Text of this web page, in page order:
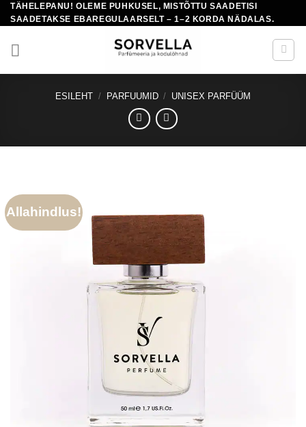
Skip
to
content
TÄHELEPANU! OLEME PUHKUSEL, MISTÕTTU SAADETISI
SAADETAKSE EBAREGULAARSELT – 1–2 KORDA NÄDALAS.
ESILEHT / PARFUUMID / UNISEX PARFÜÜM
Allahindlus!